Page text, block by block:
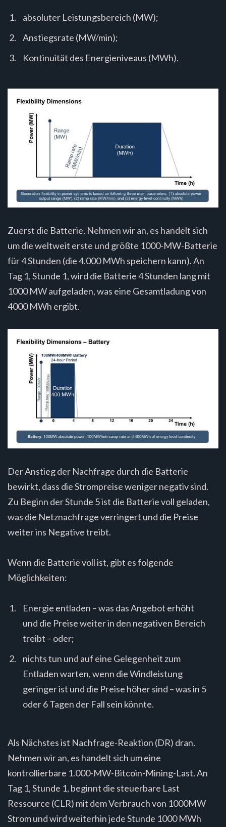
absoluter Leistungsbereich (MW);
Anstiegsrate (MW/min);
Kontinuität des Energieniveaus (MWh).
Zuerst die Batterie. Nehmen wir an, es handelt sich
um die weltweit erste und größte 1000-MW-Batterie
für 4 Stunden (die 4.000 MWh speichern kann). An
Tag 1, Stunde 1, wird die Batterie 4 Stunden lang mit
1000 MW aufgeladen, was eine Gesamtladung von
4000 MWh ergibt.
Der Anstieg der Nachfrage durch die Batterie
bewirkt, dass die Strompreise weniger negativ sind.
Zu Beginn der Stunde 5 ist die Batterie voll geladen,
was die Netznachfrage verringert und die Preise
weiter ins Negative treibt.
Wenn die Batterie voll ist, gibt es folgende
Möglichkeiten:
Energie entladen – was das Angebot erhöht
und die Preise weiter in den negativen Bereich
treibt – oder;
nichts tun und auf eine Gelegenheit zum
Entladen warten, wenn die Windleistung
geringer ist und die Preise höher sind – was in 5
oder 6 Tagen der Fall sein könnte.
Als Nächstes ist Nachfrage-Reaktion (DR) dran.
Nehmen wir an, es handelt sich um eine
kontrollierbare 1.000-MW-Bitcoin-Mining-Last. An
Tag 1, Stunde 1, beginnt die steuerbare Last
Ressource (CLR) mit dem Verbrauch von 1000MW
Strom und wird weiterhin jede Stunde 1000 MWh